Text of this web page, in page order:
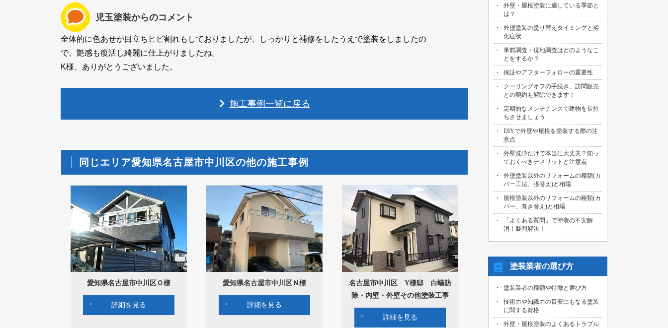
児玉塗装からのコメント
全体的に色あせが目立ちヒビ割れもしておりましたが、しっかりと補修をしたうえで塗装をしましたの
で、艶感も復活し綺麗に仕上がりましたね。
K様、ありがとうございました。
施工事例一覧に戻る
同じエリア愛知県名古屋市中川区の他の施工事例
愛知県名古屋市中川区Ｏ様
詳細を見る
愛知県名古屋市中川区Ｎ様
詳細を見る
名古屋市中川区 Y様邸 白蟻防
除・内壁・外壁その他塗装工事
詳細を見る
塗装工事の御見積依頼を頂きました！
2026/07/31
名古屋市守山区のお客様より、屋根塗装
工事の御見積依頼を頂きました！
2026/07/29
愛知県知多市のお客様より、外壁塗装・
ベランダ防水工事の御見積依頼を頂きま
した！
2026/07/29
名古屋市中川区のお客様より、外壁その
他塗装工事の御見積依頼を頂きました！
2026/07/31
海部郡大治町のお客様より、屋根・外壁
その他塗装工事の御見積依頼を頂きまし
た！
2026/07/30
名古屋市名東区のお客様より、屋上バル
コニー防水工事の御見積依頼を頂きまし
た！
2026/07/29
名古屋市千種区のお客様より、エントラ
ンス雨漏り修繕工事の御見積依頼を頂き
外壁・屋根塗装に適している季節と
は？
外壁塗装の塗り替えタイミングと劣
化症状
事前調査・現地調査はどのようなこ
とをするか？
保証やアフターフォローの重要性
クーリングオフの手続き。訪問販売
との契約も解除できます！
定期的なメンテナンスで建物を長持
ちさせましょう
DIYで外壁や屋根を塗装する際の注
意点
外壁洗浄だけで本当に大丈夫？知っ
ておくべきデメリットと注意点
外壁塗装以外のリフォームの種類(カ
バー工法、張替え)と相場
屋根塗装以外のリフォームの種類(カ
バー、葺き替え)と相場
「よくある質問」で塗装の不安解
消！疑問解決！
塗装業者の選び方
塗装業者の種類や特徴と選び方
技術力や知識力の目安にもなる塗装
に関する資格
外壁・屋根塗装のよくあるトラブル